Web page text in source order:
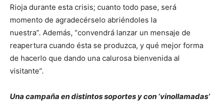
Rioja durante esta crisis; cuanto todo pase, será
momento de agradecérselo abriéndoles la
nuestra”. Además, “convendrá lanzar un mensaje de
reapertura cuando ésta se produzca, y qué mejor forma
de hacerlo que dando una calurosa bienvenida al
visitante”.
Una campaña en distintos soportes y con ‘vinollamadas’